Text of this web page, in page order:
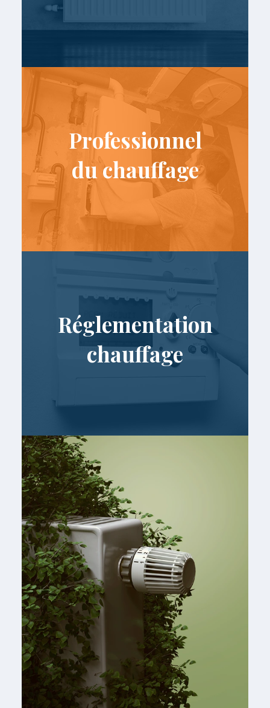
Professionnel
du chauffage
Réglementation
chauffage